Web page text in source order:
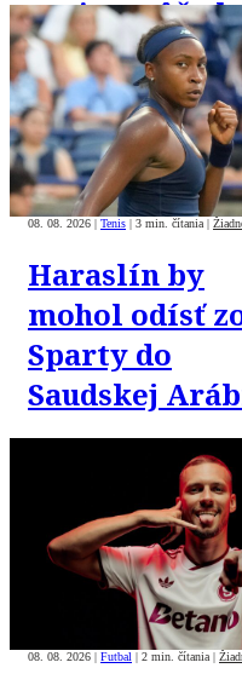
tenise môže
zneužité proti
trans
08. 08. 2026 Tenis 3 min. čítania
Haraslín by
mohol odísť
Sparty do
Saudskej
08. 08. 2026 | Futbal | 2 min. čítania|